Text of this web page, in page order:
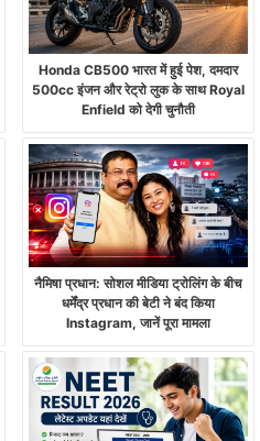
Honda CB500 भारत में हुई पेश, दमदार
500cc इंजन और रेट्रो लुक के साथ Royal
Enfield को देगी चुनौती
नैमिषा प्रधान: सोशल मीडिया ट्रोलिंग के बीच
धर्मेंद्र प्रधान की बेटी ने बंद किया
Instagram, जानें पूरा मामला